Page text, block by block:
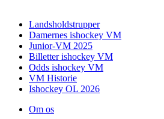
Landsholdstrupper
Damernes ishockey VM
Junior-VM 2025
Billetter ishockey VM
Odds ishockey VM
VM Historie
Ishockey OL 2026
Om os